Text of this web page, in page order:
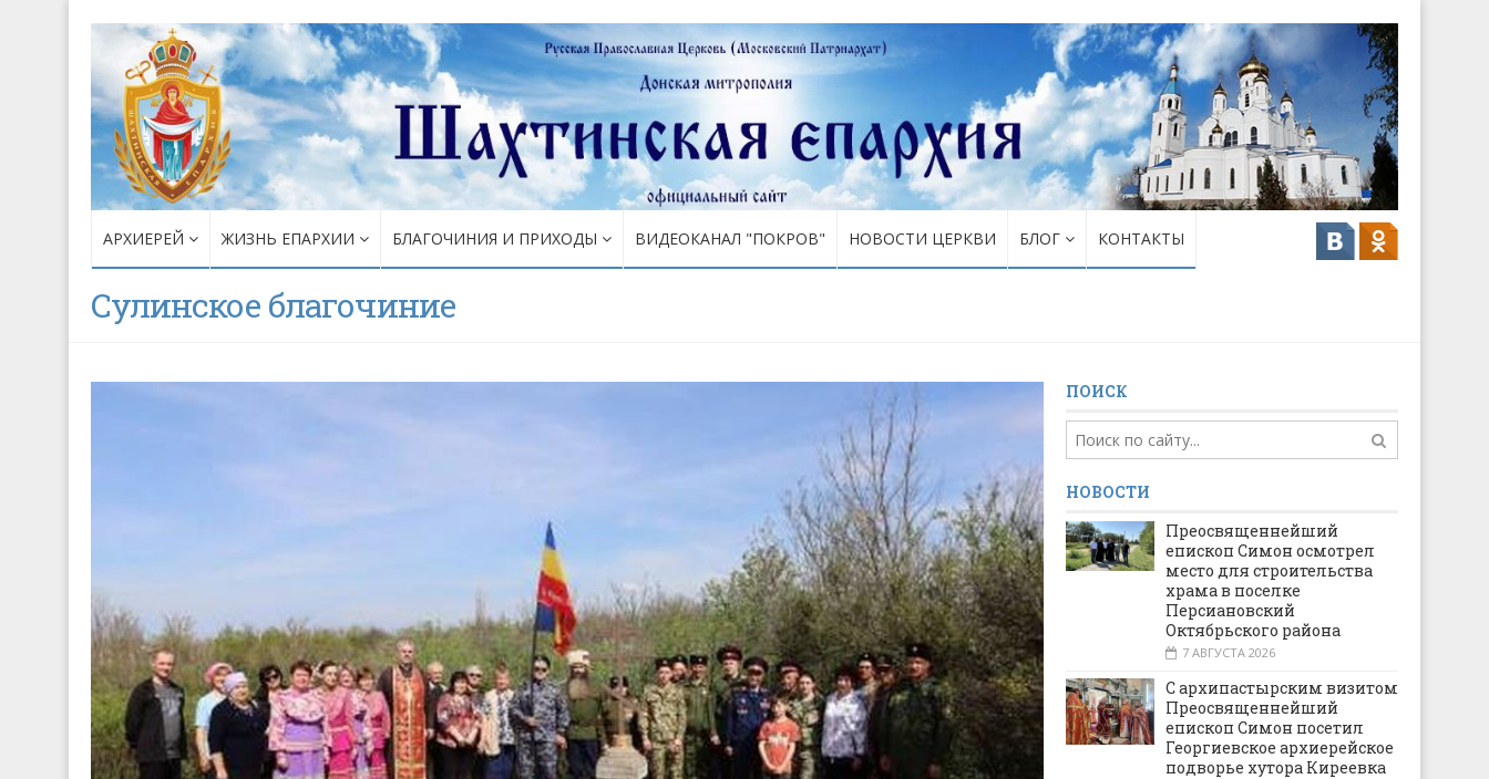
АРХИЕРЕЙ ЖИЗНЬ ЕПАРХИИ БЛАГОЧИНИЯ И ПРИХОДЫ ВИДЕОКАНАЛ "ПОКРОВ" НОВОСТИ ЦЕРКВИ БЛОГ КОНТАКТЫ
Сулинское благочиние
ПОИСК
НОВОСТИ
Преосвященнейший
епископ Симон осмотрел
место для строительства
храма в поселке
Персиановский
Октябрьского района
7 АВГУСТА 2026
С архипастырским визитом
Преосвященнейший
епископ Симон посетил
Георгиевское архиерейское
подворье хутора Киреевка